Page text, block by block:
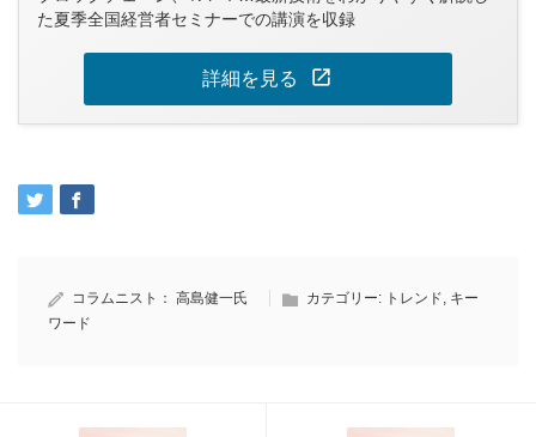
た夏季全国経営者セミナーでの講演を収録
詳細を見る open_in_new
コラムニスト： 高島健一氏 カテゴリー: トレンド キー
ワード